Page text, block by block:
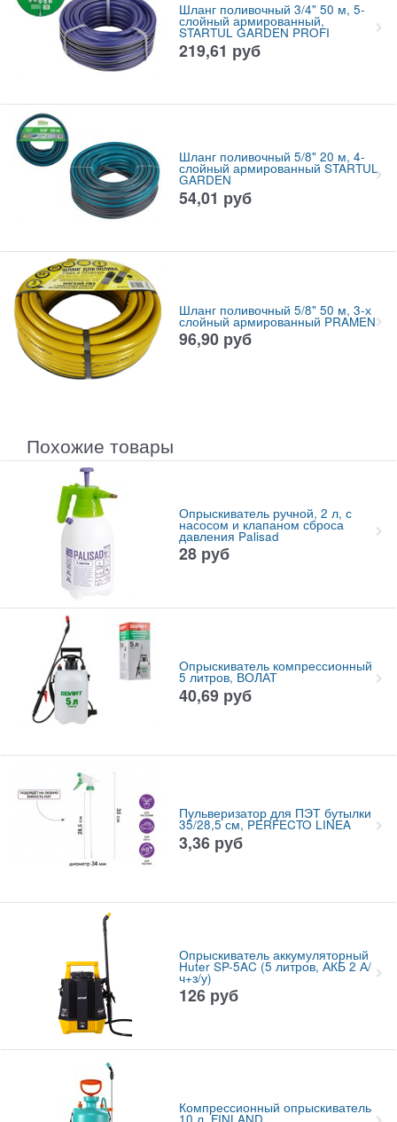
Шланг поливочный 3/4" 50 м, 5-
слойный армированный,
STARTUL GARDEN PROFI
219,61 руб
Шланг поливочный 5/8" 20 м, 4-
слойный армированный STARTUL
GARDEN
54,01 руб
Шланг поливочный 5/8" 50 м, 3-х
слойный армированный PRAMEN
96,90 руб
Похожие товары
Опрыскиватель ручной, 2 л, с
насосом и клапаном сброса
давления Palisad
28 руб
Опрыскиватель компрессионный
5 литров, ВОЛАТ
40,69 руб
Пульверизатор для ПЭТ бутылки
35/28,5 см, PERFECTO LINEA
3,36 руб
Опрыскиватель аккумуляторный
Huter SP-5AC (5 литров, АКБ 2 А/
ч+з/у)
126 руб
Компрессионный опрыскиватель